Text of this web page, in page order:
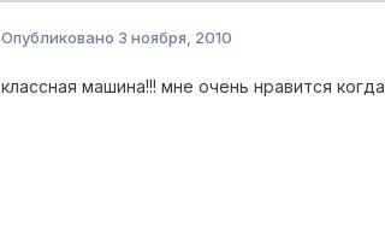
Опубликовано 3 ноября, 2010
классная машина!!! мне очень нравится